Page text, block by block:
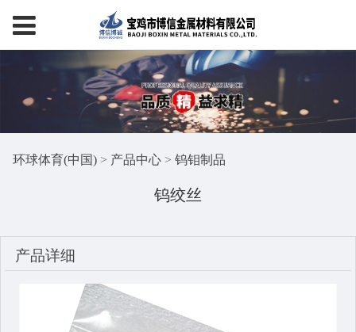
环球体育(中国)> 产品中心> 钨钼制品
钨绞丝
产品详细